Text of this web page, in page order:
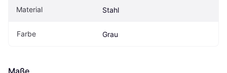
Material Stahl
Farbe Grau
Maße